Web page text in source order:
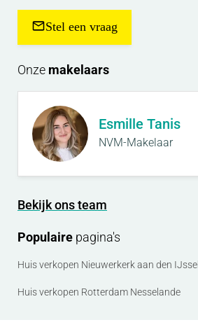
Stel een vraag
Onze makelaars
Esmille Tanis
NVM-Makelaar
Bekijk ons team
Populaire pagina's
Huis verkopen Nieuwerkerk aan den IJssel
Huis verkopen Rotterdam Nesselande